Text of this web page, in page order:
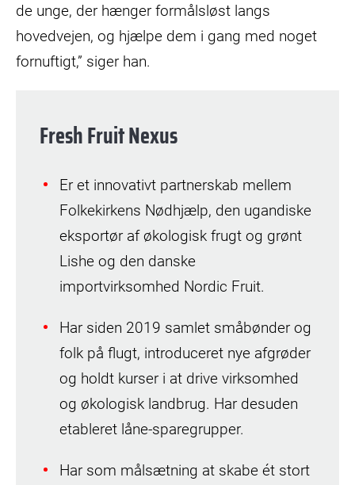
de unge, der hænger formålsløst langs
hovedvejen, og hjælpe dem i gang med noget
fornuftigt,” siger han.
Fresh Fruit Nexus
Er et innovativt partnerskab mellem
Folkekirkens Nødhjælp, den ugandiske
eksportør af økologisk frugt og grønt
Lishe og den danske
importvirksomhed Nordic Fruit.
Har siden 2019 samlet småbønder og
folk på flugt, introduceret nye afgrøder
og holdt kurser i at drive virksomhed
og økologisk landbrug. Har desuden
etableret låne-sparegrupper.
Har som målsætning at skabe ét stort